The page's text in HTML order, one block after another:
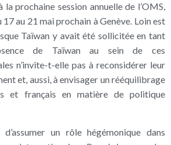
prochaine session annuelle de l’OMS,
au 21 mai prochain à Genève. Loin est
Taïwan y avait été sollicitée en tant
de Taïwan au sein de ces
n’invite-t-elle pas à reconsidérer leur
et, aussi, à envisager un rééquilibrage
et français en matière de politique
un rôle hégémonique dans